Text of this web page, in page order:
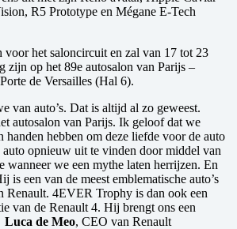
R5 Prototype en Mégane E-Tech
voor het saloncircuit en zal van 17 tot 23
zijn op het 89e autosalon van Parijs –
de Versailles (Hal 6).
van auto’s. Dat is altijd al zo geweest.
autosalon van Parijs. Ik geloof dat we
handen hebben om deze liefde voor de auto
auto opnieuw uit te vinden door middel van
wanneer we een mythe laten herrijzen. En
is een van de meest emblematische auto’s
Renault. 4EVER Trophy is dan ook een
van de Renault 4. Hij brengt ons een
Luca de Meo, CEO van Renault